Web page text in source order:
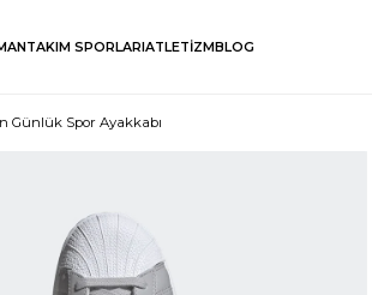
TAKIM SPORLARIATLETİZMBLOG
Günlük Spor Ayakkabı